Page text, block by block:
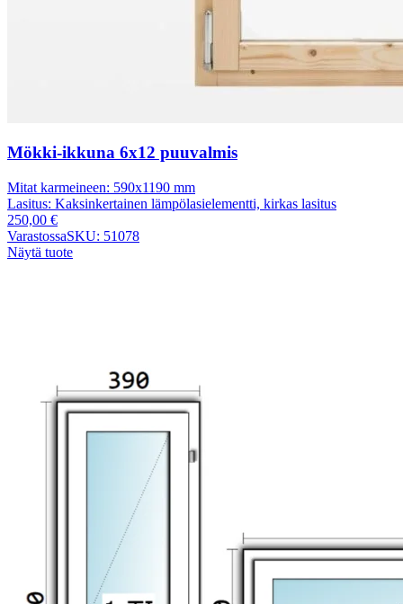
Mökki-ikkuna 6x12 puuvalmis
Mitat karmeineen: 590x1190 mm
Lasitus: Kaksinkertainen lämpölasielementti, kirkas lasitus
250,00 €
VarastossaSKU: 51078
Näytä tuote